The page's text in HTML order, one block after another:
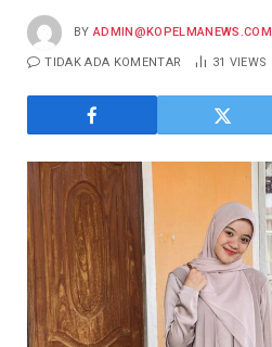
BY ADMIN@KOPELMANEWS.COM
TIDAK ADA KOMENTAR 31 VIEWS